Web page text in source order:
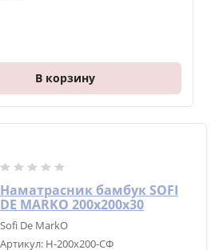
В корзину
Наматрасник бамбук SOFI
DE MARKO 200х200х30
Sofi De MarkO
Артикул:Н-200х200-СФ